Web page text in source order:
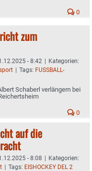
0
zum
- 8:42 | Kategorien:
| Tags: FUSSBALL-
Schaberl verlängern bei
0
auf die
- 8:08 | Kategorien:
| Tags: EISHOCKEY DEL 2